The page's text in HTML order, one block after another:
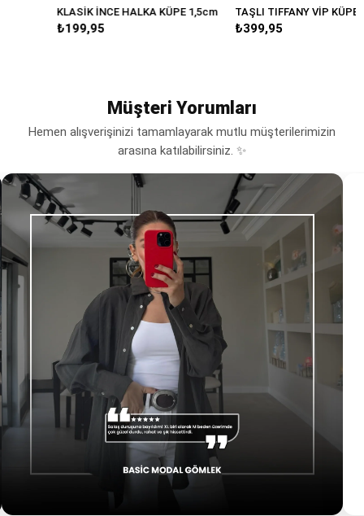
KLASİK İNCE HALKA KÜPE 1,5cm
₺199,95
TAŞLI TIFFANY VİP KÜPE
₺399,95
Müşteri Yorumları
Hemen alışverişinizi tamamlayarak mutlu müşterilerimizin
arasına katılabilirsiniz. ✨